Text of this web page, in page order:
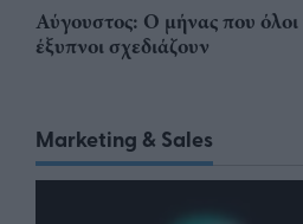
Αύγουστος: Ο μήνας που όλοι
έξυπνοι σχεδιάζουν
Marketing & Sales